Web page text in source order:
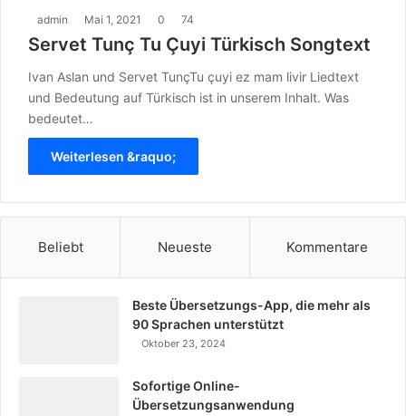
admin Mai 1, 2021 0 74
Servet Tunç Tu Çuyi Türkisch Songtext
Ivan Aslan und Servet TunçTu çuyi ez mam livir Liedtext
und Bedeutung auf Türkisch ist in unserem Inhalt. Was
bedeutet…
Weiterlesen &raquo;
Beliebt Neueste Kommentare
Beste Übersetzungs-App, die mehr als
90 Sprachen unterstützt
Oktober 23, 2024
Sofortige Online-
Übersetzungsanwendung